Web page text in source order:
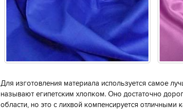
Для изготовления материала используется самое
называют египетским хлопком. Оно достаточно
области, но это с лихвой компенсируется